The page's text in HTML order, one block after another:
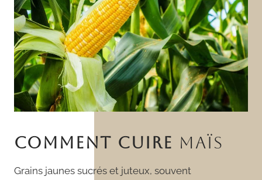
COMMENT CUIRE MAÏS
Grains jaunes sucrés et juteux, souvent